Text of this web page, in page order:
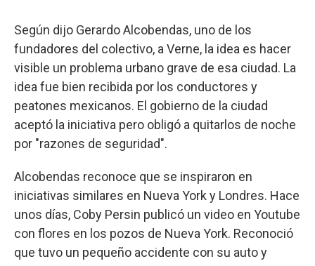
Según dijo Gerardo Alcobendas, uno de los
fundadores del colectivo, a Verne, la idea es hacer
visible un problema urbano grave de esa ciudad. La
idea fue bien recibida por los conductores y
peatones mexicanos. El gobierno de la ciudad
aceptó la iniciativa pero obligó a quitarlos de noche
por "razones de seguridad".
Alcobendas reconoce que se inspiraron en
iniciativas similares en Nueva York y Londres. Hace
unos días, Coby Persin publicó un video en Youtube
con flores en los pozos de Nueva York. Reconoció
que tuvo un pequeño accidente con su auto y